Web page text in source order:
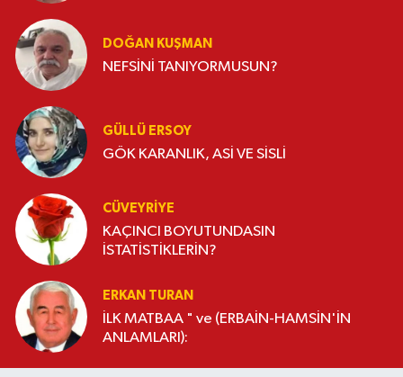
DOĞAN KUŞMAN
NEFSİNİ TANIYORMUSUN?
GÜLLÜ ERSOY
GÖK KARANLIK, ASİ VE SİSLİ
CÜVEYRIYE
KAÇINCI BOYUTUNDASIN
İSTATİSTİKLERİN?
ERKAN TURAN
İLK MATBAA " ve (ERBAİN-HAMSİN'İN
ANLAMLARI):